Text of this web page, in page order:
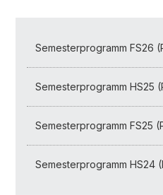
Semesterprogramm FS26
Semesterprogramm HS25
Semesterprogramm FS25
Semesterprogramm HS24